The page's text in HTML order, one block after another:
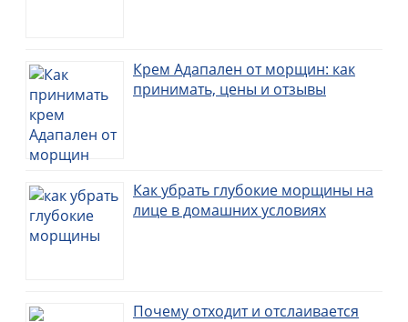
Крем Адапален от морщин: как
принимать, цены и отзывы
Как убрать глубокие морщины на
лице в домашних условиях
Почему отходит и отслаивается